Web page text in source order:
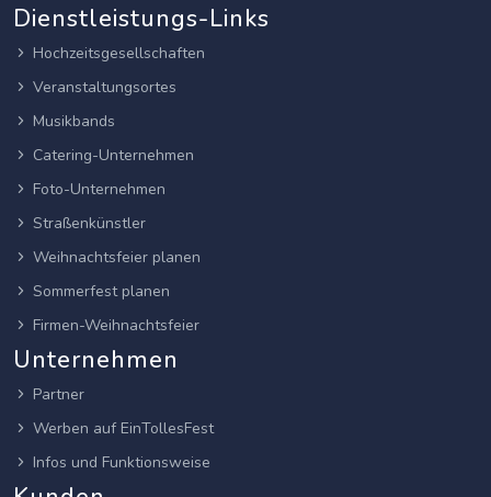
Dienstleistungs-Links
Hochzeitsgesellschaften
Veranstaltungsortes
Musikbands
Catering-Unternehmen
Foto-Unternehmen
Straßenkünstler
Weihnachtsfeier planen
Sommerfest planen
Firmen-Weihnachtsfeier
Unternehmen
Partner
Werben auf EinTollesFest
Infos und Funktionsweise